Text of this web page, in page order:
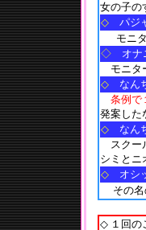
女の子の
◇
パジ
モニ
◇
オナ
モニタ
◇
なん
条例で
発案した
◇
なん
スクー
シミとニ
◇
オシ
その
◇ １回の